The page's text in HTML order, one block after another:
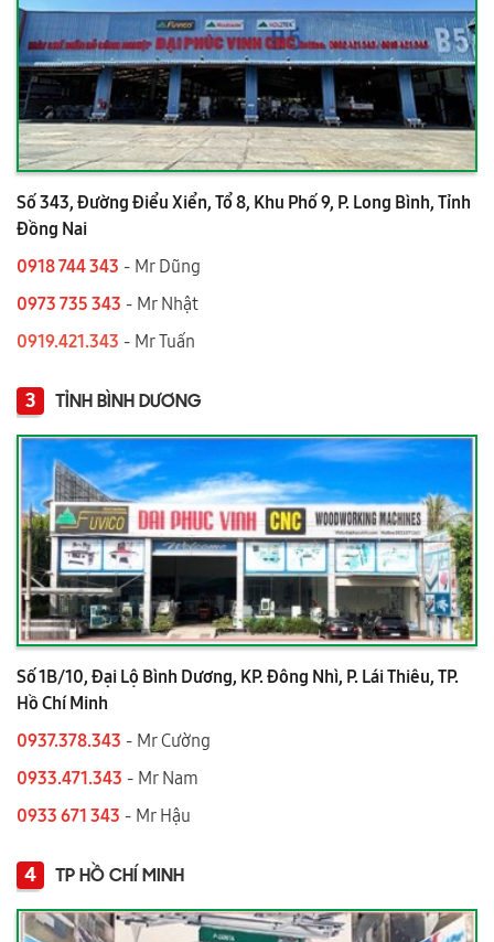
Số 343, Đường Điểu Xiển, Tổ 8, Khu Phố 9, P. Long Bình, Tỉnh
Đồng Nai
0918 744 343 - Mr Dũng
0973 735 343 - Mr Nhật
0919.421.343 ​​​​​​ - Mr Tuấn
3 TỈNH BÌNH DƯƠNG
Số 1B/10, Đại Lộ Bình Dương, KP. Đông Nhì, P. Lái Thiêu, TP.
Hồ Chí Minh
0937.378.343 - Mr Cường
0933.471.343 - Mr Nam
0933 671 343 - Mr Hậu
4 TP HỒ CHÍ MINH